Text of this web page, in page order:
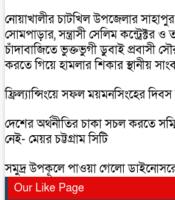
নোয়াখালীর চাটখিল উপজেলার
সোমপাড়ার, সন্ত্রাসী সেলিম কন্ট্রেক্টর
চাঁদাবাজিতে ভুক্তভুগী ডুবাই প্রবাসী
করতে গিয়ে হামলার শিকার স্থানীয়
ফ্রিল্যান্সিংয়ে সফল ময়মনসিংহের
দেশের অর্থনীতির চাকা সচল করতে
নেই- মেয়র চট্টগ্রাম সিটি
সমুদ্র উপকূলে পাওয়া গেলো
Our Like Page